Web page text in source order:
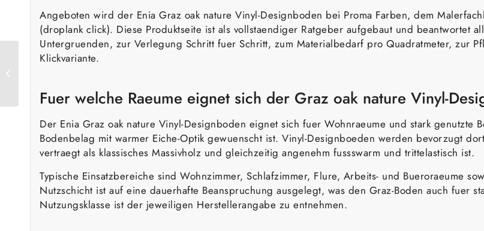
Angeboten wird der Enia Graz oak nature Vinyl-Designboden bei Proma Farben, dem
(droplank click). Diese Produktseite ist als vollstaendiger Ratgeber aufgebaut und beantwortet
Untergruenden, zur Verlegung Schritt fuer Schritt, zum Materialbedarf pro Quadratmeter, zur
Klickvariante.
Fuer welche Raeume eignet sich der Graz oak nature Vinyl-
Der Enia Graz oak nature Vinyl-Designboden eignet sich fuer Wohnraeume und stark
Bodenbelag mit warmer Eiche-Optik gewuenscht ist. Vinyl-Designboeden werden bevorzugt
vertraegt als klassisches Massivholz und gleichzeitig angenehm fussswarm und trittelastisch ist.
Typische Einsatzbereiche sind Wohnzimmer, Schlafzimmer, Flure, Arbeits- und Bueroraeume
Nutzschicht ist auf eine dauerhafte Beanspruchung ausgelegt, was den Graz-Boden auch fuer
Nutzungsklasse ist der jeweiligen Herstellerangabe zu entnehmen.